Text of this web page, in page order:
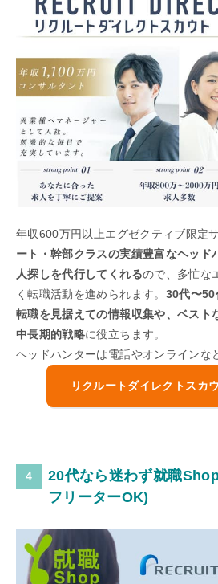
年収600万円以上エグゼクティブ限定
ート・幹部クラスの実績豊富なヘッド
人探しを代行してくれるので、多忙な
く転職活動を進められます。 30代〜50
転職を見据えての情報収集や、ベスト
中長期的戦略に役立ちます。
ヘッドハンターは電話やオンラインな
リクルートダイレクトスカ
20代なら迷わず就職
フリーターOK)